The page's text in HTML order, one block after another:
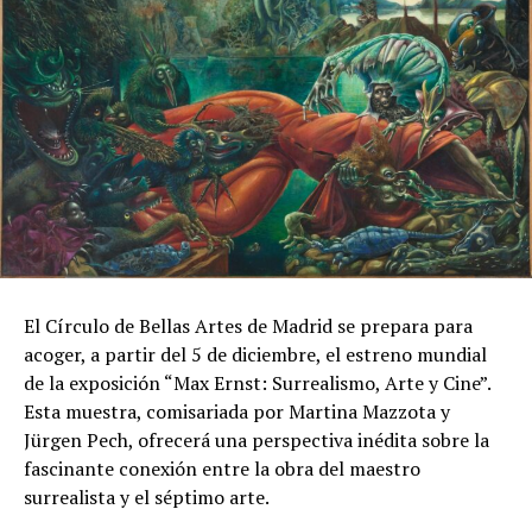
El Círculo de Bellas Artes de Madrid se prepara para
acoger, a partir del 5 de diciembre, el estreno mundial
de la exposición “Max Ernst: Surrealismo, Arte y Cine”.
Esta muestra, comisariada por Martina Mazzota y
Jürgen Pech, ofrecerá una perspectiva inédita sobre la
fascinante conexión entre la obra del maestro
surrealista y el séptimo arte.